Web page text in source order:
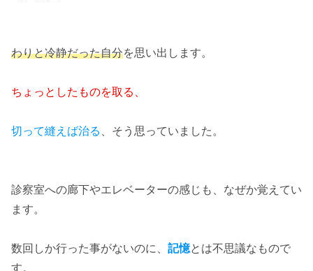
わりと冷静だった自分を思い出します。
ちょっとしたものを取る、
切って縫えば治る 、そう思っていました。
診察室への廊下やエレベーターの感じも、なぜか覚えてい
ます。
数回しか行った事がないのに、 記憶とは不思議なもので
す。